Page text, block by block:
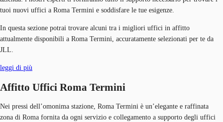
tuoi nuovi uffici a Roma Termini e soddisfare le tue esigenze.
In questa sezione potrai trovare alcuni tra i migliori uffici in affitto
attualmente disponibili a Roma Termini, accuratamente selezionati per te da
JLL.
leggi di più
Affitto Uffici Roma Termini
Nei pressi dell’omonima stazione, Roma Termini è un’elegante e raffinata
zona di Roma fornita da ogni servizio e collegamento a supporto degli uffici